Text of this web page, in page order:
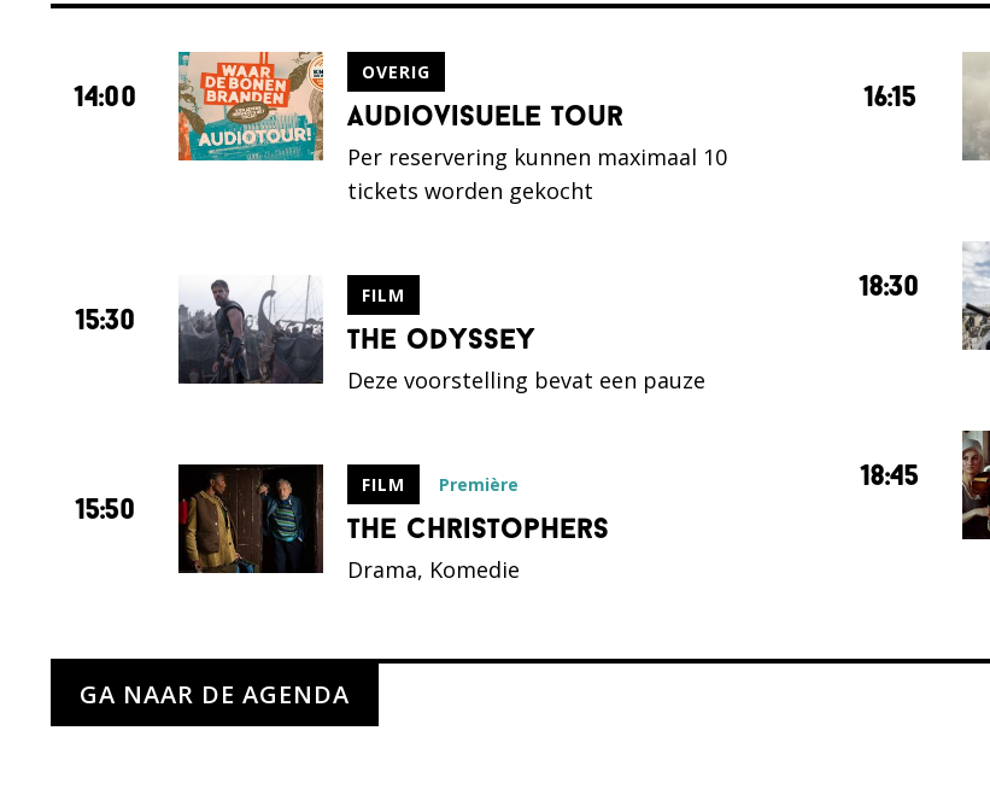
audiovisuele tour
OVERIG
Per reservering kunnen maximaal 10
tickets worden gekocht
14:00
the odyssey
FILM
Deze voorstelling bevat een pauze
15:30
the christophers
FILM Première
Drama, Komedie
15:50
16:15
18:30
18:45
GA NAAR DE AGENDA